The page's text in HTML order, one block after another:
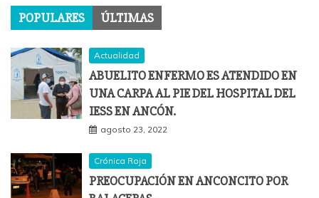
POPULARES ÚLTIMAS
Actualidad
ABUELITO ENFERMO ES ATENDIDO EN
UNA CARPA AL PIE DEL HOSPITAL DEL
IESS EN ANCÓN.
agosto 23, 2022
Crónica Roja
PREOCUPACIÓN EN ANCONCITO POR